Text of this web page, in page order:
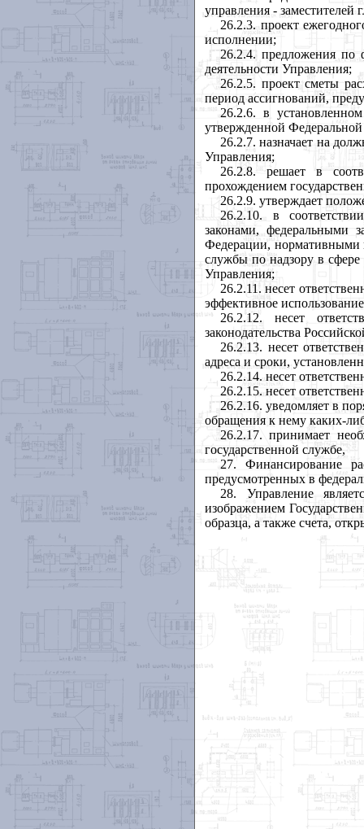
управления - заместителей
26.2.3. проект
исполнении;
26.2.4. предложения по
деятельности Управления;
26.2.5. проект сметы
период ассигнований,
26.2.6. в
утвержденной
26.2.7. назначает на
Управления;
26.2.8. решает в
прохождением
26.2.9. утверждает
26.2.10. в
законами, федеральными
Федерации, нормативными
службы по надзору в
Управления;
26.2.11. несет
эффективное
26.2.12. несет
законодательства
26.2.13. несет
адреса и сроки,
26.2.14. несет
26.2.15. несет
26.2.16. уведомляет в
обращения к нему каких-
26.2.17. принимает
государственной службе,
27. Финансирование
предусмотренных в
28. Управление
изображением
образца, а также счета,